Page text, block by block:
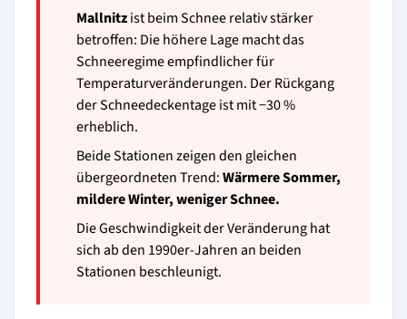
Mallnitzist beim Schnee relativ stärker
betroffen: Die höhere Lage macht das
Schneeregime empfindlicher für
Temperaturveränderungen. Der Rückgang
der Schneedeckentage ist mit −30 %
erheblich.
Beide Stationen zeigen den gleichen
übergeordneten Trend:Wärmere Sommer,
mildere Winter, weniger Schnee.
Die Geschwindigkeit der Veränderung hat
sich ab den 1990er-Jahren an beiden
Stationen beschleunigt.